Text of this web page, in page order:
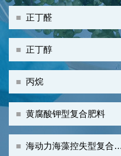
■ 正丁醛
■ 正丁醇
■ 丙烷
■ 黄腐酸钾型复合肥料
■ 海动力海藻控失型复合肥